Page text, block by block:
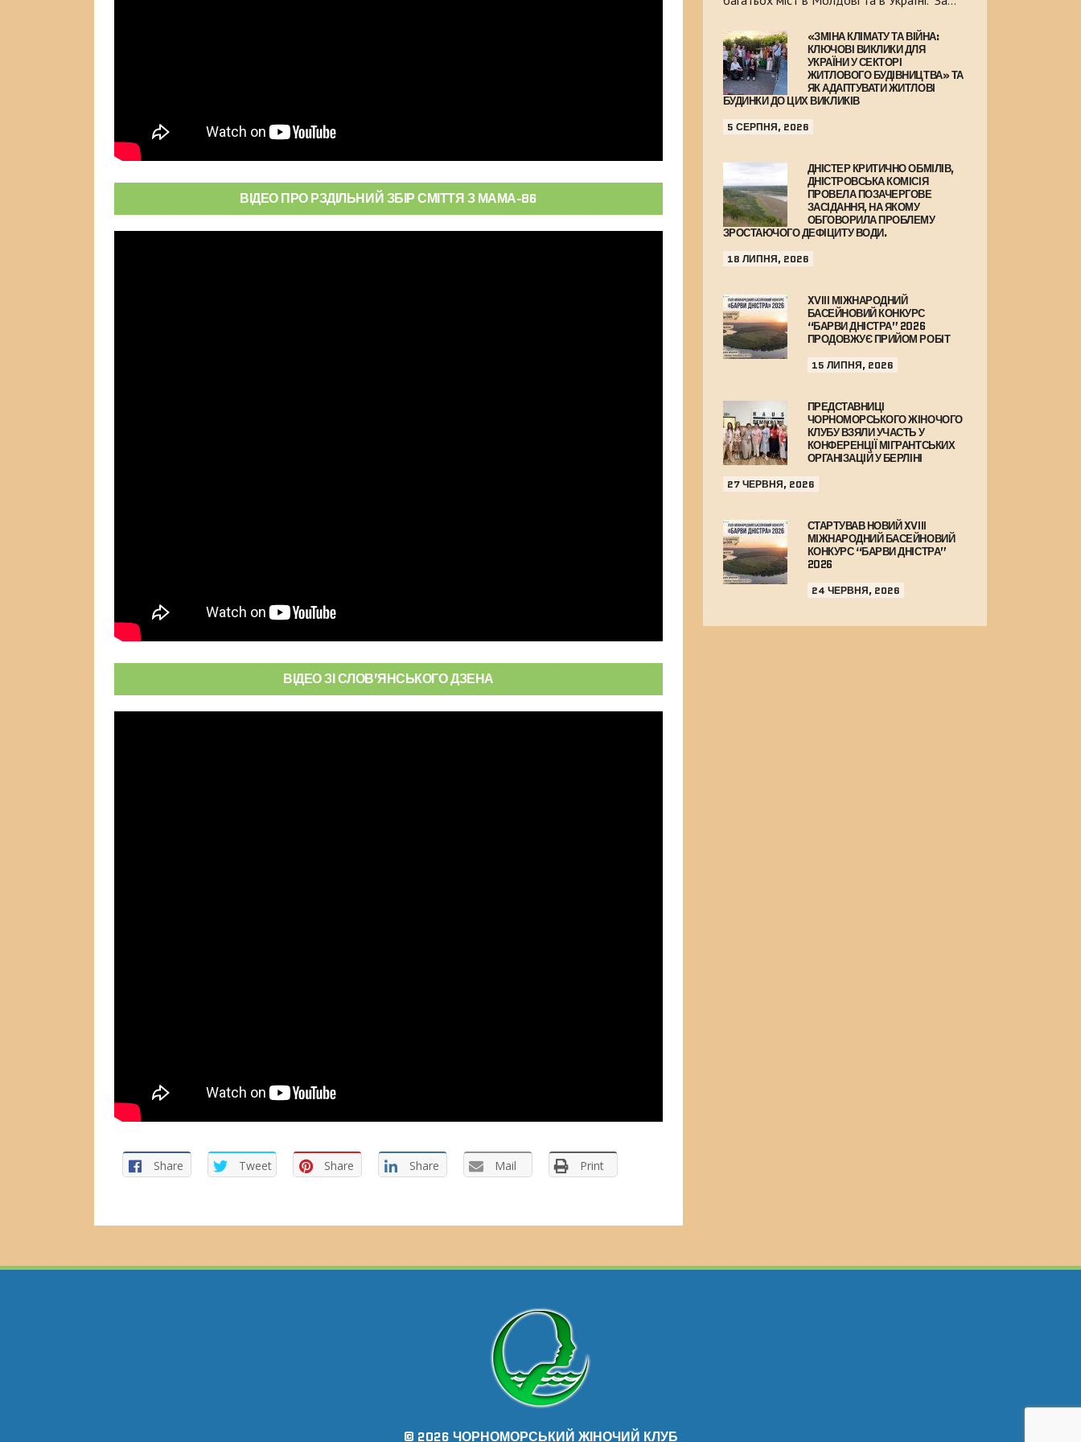
ВІДЕО ПРО РЗДІЛЬНИЙ ЗБІР СМІТТЯ З МАМА-86
ВІДЕО ЗІ СЛОВ’ЯНСЬКОГО ДЗЕНА
Share Tweet Share Share Mail Print
«ЗМІНА КЛІМАТУ ТА ВІЙНА:
КЛЮЧОВІ ВИКЛИКИ ДЛЯ
УКРАЇНИ У СЕКТОРІ
ЖИТЛОВОГО БУДІВНИЦТВА» ТА
ЯК АДАПТУВАТИ ЖИТЛОВІ
БУДИНКИ ДО ЦИХ ВИКЛИКІВ
5 СЕРПНЯ, 2026
ДНІСТЕР КРИТИЧНО ОБМІЛІВ,
ДНІСТРОВСЬКА КОМІСІЯ
ПРОВЕЛА ПОЗАЧЕРГОВЕ
ЗАСІДАННЯ, НА ЯКОМУ
ОБГОВОРИЛА ПРОБЛЕМУ
ЗРОСТАЮЧОГО ДЕФІЦИТУ ВОДИ.
18 ЛИПНЯ, 2026
XVIII МІЖНАРОДНИЙ
БАСЕЙНОВИЙ КОНКУРС
“БАРВИ ДНІСТРА” 2026
ПРОДОВЖУЄ ПРИЙОМ РОБІТ
15 ЛИПНЯ, 2026
ПРЕДСТАВНИЦІ
ЧОРНОМОРСЬКОГО ЖІНОЧОГО
КЛУБУ ВЗЯЛИ УЧАСТЬ У
КОНФЕРЕНЦІЇ МІГРАНТСЬКИХ
ОРГАНІЗАЦІЙ У БЕРЛІНІ
27 ЧЕРВНЯ, 2026
СТАРТУВАВ НОВИЙ XVIII
МІЖНАРОДНИЙ БАСЕЙНОВИЙ
КОНКУРС “БАРВИ ДНІСТРА”
2026
24 ЧЕРВНЯ, 2026
© 2026 ЧОРНОМОРСЬКИЙ ЖІНОЧИЙ КЛУБ